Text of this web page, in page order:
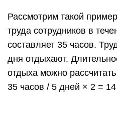
Рассмотрим такой
труда сотрудников в
составляет 35 часов.
дня отдыхают.
отдыха можно
35 часов / 5 дней × 2 =